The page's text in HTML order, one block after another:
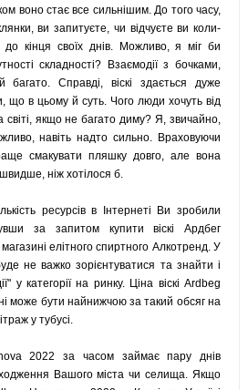
воно стає все сильнішим. До того часу,
ви запитуєте, чи відчуєте ви коли-
кінця своїх днів. Можливо, я міг би
складності? Взаємодії з бочками,
Справді, віскі здається дуже
що в цьому й суть. Чого люди хочуть від
якщо не багато диму? Я, звичайно,
навіть надто сильно. Враховуючи
смакувати пляшку довго, але вона
ніж хотілося б.
ресурсів в Інтернеті Ви зробили
за запитом купити віскі Ардбег
елітного спиртного Алкотренд. У
не важко зорієнтуватися та знайти і
у категорії на ринку. Ціна віскі Ardbeg
може бути найнижчою за такий обсяг на
у тубусі.
2022 за часом займає пару днів
Вашого міста чи селища. Якщо